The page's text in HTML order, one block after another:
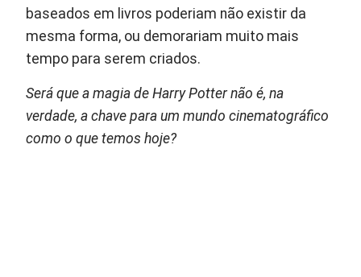
baseados em livros poderiam não existir da
mesma forma, ou demorariam muito mais
tempo para serem criados.
Será que a magia de Harry Potter não é, na
verdade, a chave para um mundo cinematográfico
como o que temos hoje?